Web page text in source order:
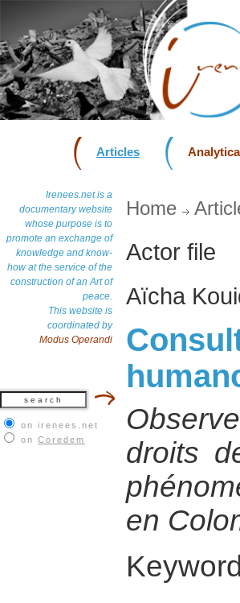
Articles
Irenees.net is a
documentary website
whose purpose is to
promote an exchange of
knowledge and know-
how at the service of the
construction of an Art of
peace.
This website is
coordinated by
Modus Operandi
on irenees.net
on Coredem
Home
Actor file
Aïcha
droits
en